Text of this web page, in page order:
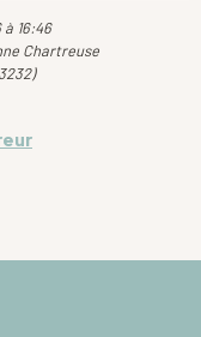
16:46
Chartreuse
)